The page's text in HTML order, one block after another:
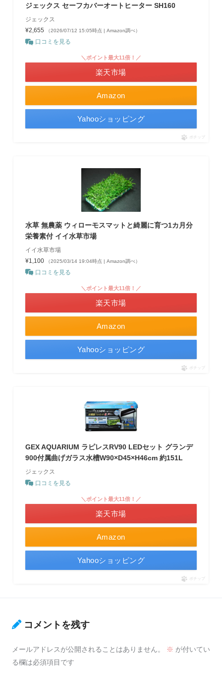
ジェックス セーフカバーオートヒーター SH160
ジェックス
¥2,655
（2026/07/12 15:05時点 | Amazon調べ）
口コミを見る
Amazon
＼ポイント最大11倍！／
楽天市場
Yahooショッピング
ポチップ
水草 無農薬 ウィローモスマットと綺麗に育つ1カ月分
栄養素付 イイ水草市場
イイ水草市場
¥1,100
（2025/03/14 19:04時点 | Amazon調べ）
口コミを見る
Amazon
＼ポイント最大11倍！／
楽天市場
Yahooショッピング
ポチップ
GEX AQUARIUM ラピレスRV90 LEDセット グランデ
900付属曲げガラス水槽W90×D45×H46cm 約151L
ジェックス
口コミを見る
Amazon
＼ポイント最大11倍！／
楽天市場
Yahooショッピング
ポチップ
コメントを残す
メールアドレスが公開されることはありません。 ※ が付いてい
る欄は必須項目です